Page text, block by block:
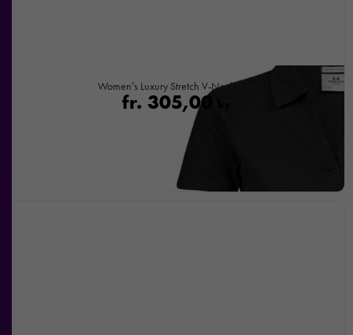
Women’s Luxury Stretch V-Neck Polo
fr. 305,00